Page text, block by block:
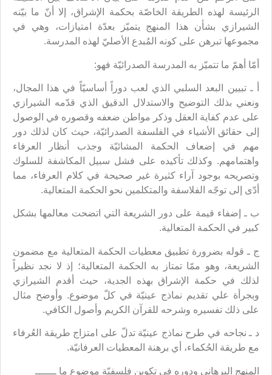
الرئيسة لهذه الطريقة الخاصّة بحكمة الإشراق، إلا أنّ ما بيّنه
الشيرازي بشأن هذا المنهج يتميّز بعدّة امتيازات، وهي في
مجموعها تبرهن على كونه المُبدع الأصليّ لهذه المدرسة.
أمّا أهمّ ما تتميّز به المدرسة الصدرائيّة فهو:
أ ـ تبيين البعد السلبي الذي لعب دوراً أساسيّاً في هذا المجال،
ونعني بذلك التوضيح والاستدلال الدقيق الذي قدّمه الشيرازي
على عدم كفاية العقل وذكر مواطن ضعفه وقصوره في الوصول
إلى حقائق الأشياء في الفلسفة الصدرائيّة، حيث كان لذلك دور
مهم في إضعاف الحكمة المشائيّة وجذب أنظار العرفاء
واهتمامهم. وكذلك تأكيده على فشل سبيل المكاشفة للسلوك
وتصريحه بوجود آراء كثيرة غير صحيحة في كلام العرفاء، مما
أدّى إلى توجّه الفلاسفة والمتكلمين نحو الحكمة المتعالية.
ب ـ إضفاء قيمة على دور الشريعة التي اتضحت معالمها بشكل
كبير في الحكمة المتعالية.
ج ـ قوله بضرورة تطبيق معطيات الحكمة المتعالية مع مضمون
الشريعة، وهو ممّا تمتاز به الحكمة المتعالية؛ إذ لا نجد نظيراً
لذلك في حكمة الإشراق بهذه الجدية، حيث أقدم الشيرازي
وبجرأة علي تقديم نماذج عينيّة في كلّ موضوع. وأوضح مثال
على ذلك تفسيره وشرحه للقرآن الكريم وأصول الكافي.
د ـ نجاحه في طرح نماذج عينيّة تدلّ على امتزاج طريقة العُرفاء
مع طريقة الحُكماء، أي برهنة المعطيات العرفانيّة.
المنهج البرهاني ودوره في تكوين فلسفيّة موضوعٍ ما ـــــــ